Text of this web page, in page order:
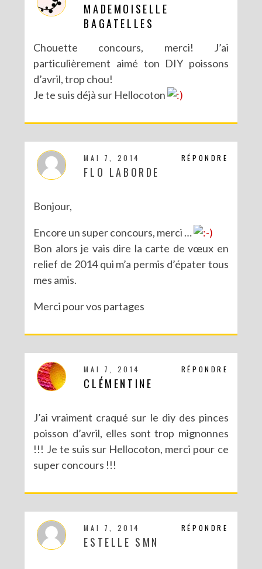
MADEMOISELLE
BAGATELLES
Chouette concours, merci! J’ai
particulièrement aimé ton DIY poissons
d’avril, trop chou!
Je te suis déjà sur Hellocoton
RÉPONDRE
MAI 7, 2014
FLO LABORDE
Bonjour,
Encore un super concours, merci …
Bon alors je vais dire la carte de vœux en
relief de 2014 qui m’a permis d’épater tous
mes amis.
Merci pour vos partages
RÉPONDRE
MAI 7, 2014
CLÉMENTINE
J’ai vraiment craqué sur le diy des pinces
poisson d’avril, elles sont trop mignonnes
!!! Je te suis sur Hellocoton, merci pour ce
super concours !!!
RÉPONDRE
MAI 7, 2014
ESTELLE SMN